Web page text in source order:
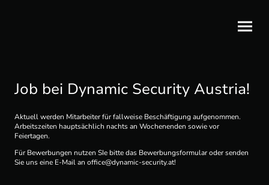
Job bei Dynamic Security Austria!
Aktuell werden Mitarbeiter für fallweise Beschäftigung aufgenommen.
Arbeitszeiten hauptsächlich nachts an Wochenenden sowie vor
Feiertagen.
Für Bewerbungen nutzen SIe bitte das Bewerbungsformular oder senden
Sie uns eine E-Mail an office@dynamic-security.at!